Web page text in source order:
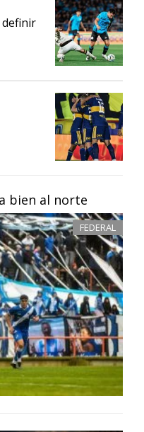
bien al norte
FEDERAL
definir